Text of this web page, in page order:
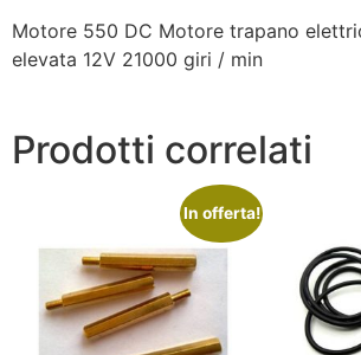
Motore 550 DC Motore trapano
elevata 12V 21000 giri / min
Prodotti correlati
In offerta!